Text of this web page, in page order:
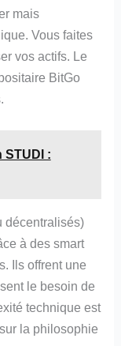
mais
Vous faites
vos actifs. Le
BitGo
STUDI :
décentralisés)
à des smart
Ils offrent une
le besoin de
technique est
la philosophie